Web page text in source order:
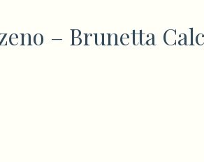
– Brunetta